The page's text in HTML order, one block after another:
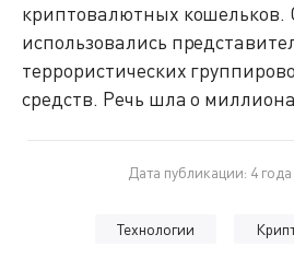
криптовалютных кошельков.
использовались
террористических
средств. Речь шла о
Дата публикации: 4
Технологии